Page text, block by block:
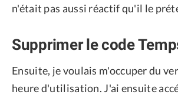
n'était pas aussi réactif qu'il le
Supprimer le code
Ensuite, je voulais m'occuper du
heure d'utilisation. J'ai ensuite